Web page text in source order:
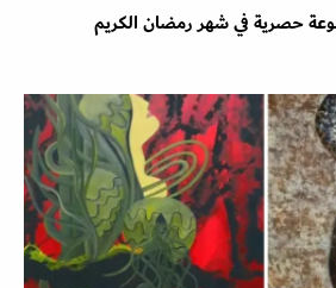
حصرية في شهر رمضان الكريم